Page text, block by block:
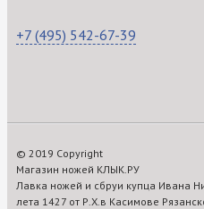
+7 (495) 542-67-39
© 2019 Copyright
Магазин ножей КЛЫК.РУ
Лавка ножей и сбруи купца Ивана
лета 1427 от Р.Х.в Касимове